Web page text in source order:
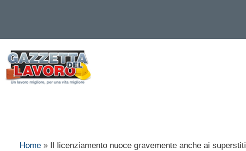
contenuto
Home » Il licenziamento nuoce gravemente anche ai superstiti